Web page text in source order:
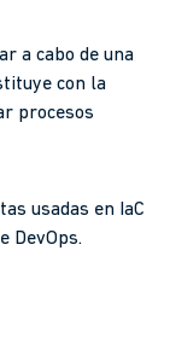
a cabo de una
con la
procesos
usadas en IaC
DevOps.